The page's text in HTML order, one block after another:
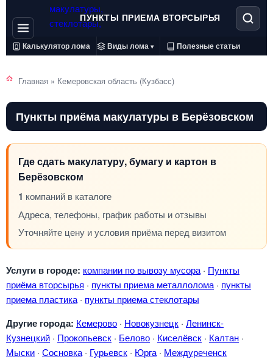
ПУНКТЫ ПРИЕМА ВТОРСЫРЬЯ
Калькулятор лома Виды лома ▾ Полезные статьи
Главная » Кемеровская область (Кузбасс)
Пункты приёма макулатуры в Берёзовском
Где сдать макулатуру, бумагу и картон в
Берёзовском
1 компаний в каталоге
Адреса, телефоны, график работы и отзывы
Уточняйте цену и условия приёма перед визитом
Услуги в городе: компании по вывозу мусора · Пункты
приёма вторсырья · пункты приема металлолома · пункты
приема пластика · пункты приема стеклотары
Другие города: Кемерово · Новокузнецк · Ленинск-
Кузнецкий · Прокопьевск · Белово · Киселёвск · Калтан ·
Мыски · Сосновка · Гурьевск · Юрга · Междуреченск